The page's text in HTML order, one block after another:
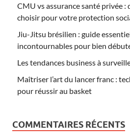
CMU vs assurance santé privée
choisir pour votre protection
Jiu-Jitsu brésilien : guide
incontournables pour bien
Les tendances business à
Maîtriser l’art du lancer franc :
pour réussir au basket
COMMENTAIRES RÉCENTS